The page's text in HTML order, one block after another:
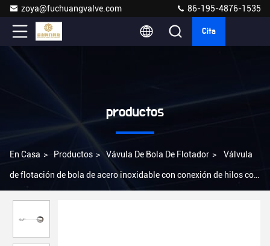
zoya@fuchuangvalve.com 86-195-4876-1535
Cita
productos
En Casa > Productos > Vávula De Bola De Flotador > Válvula
de flotación de bola de acero inoxidable con conexión de hilos con